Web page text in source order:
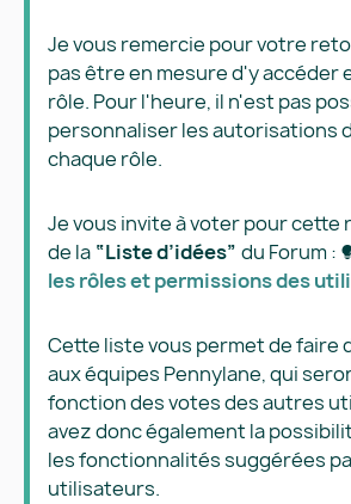
Je vous remercie pour votre
pas être en mesure d'y accéder
rôle. Pour l'heure, il n'est pas
personnaliser les autorisations
chaque rôle.
Je vous invite à voter pour cette
de la “Liste d’idées” du Forum :
les rôles et permissions des
Cette liste vous permet de faire
aux équipes Pennylane, qui
fonction des votes des autres
avez donc également la
les fonctionnalités suggérées
utilisateurs.